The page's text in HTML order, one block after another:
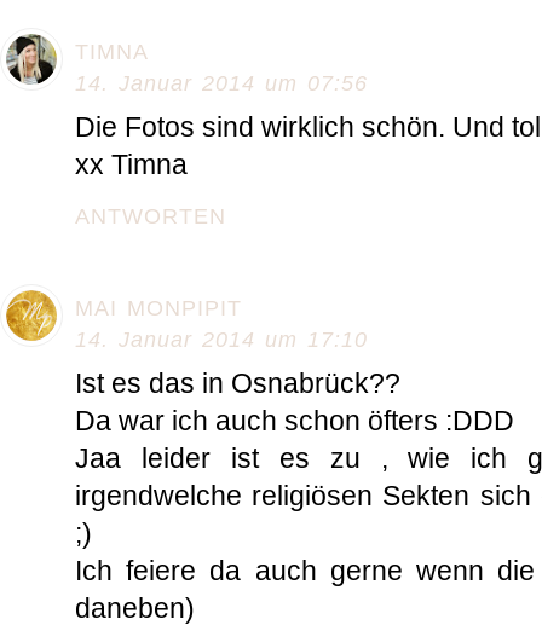
TIMNA
14. Januar 2014 um 07:56
Die Fotos sind wirklich schön. Und
xx Timna
ANTWORTEN
MAI MONPIPIT
14. Januar 2014 um 17:10
Ist es das in Osnabrück??
Da war ich auch schon öfters :DDD
Jaa leider ist es zu , wie ich
irgendwelche religiösen Sekten
;)
Ich feiere da auch gerne wenn
daneben)